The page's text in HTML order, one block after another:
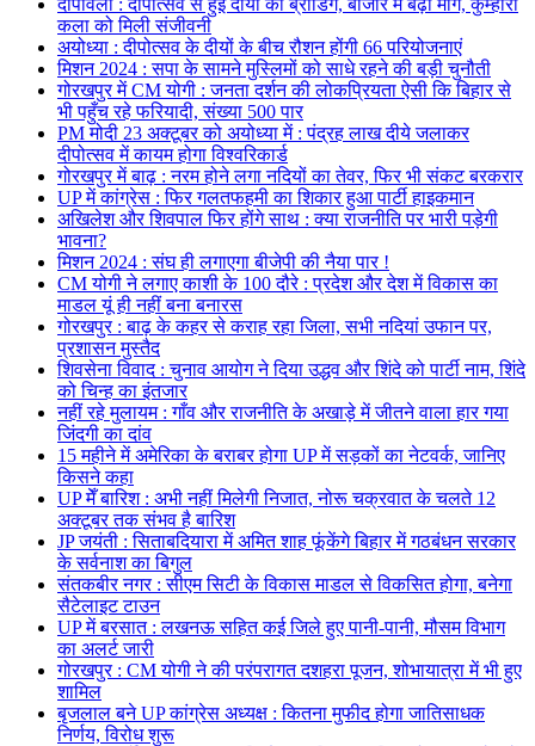
दीपावली : दीपोत्सव से हुई दीयों की ब्रांडिंग, बाजार में बढ़ी मांग, कुम्हारी
कला को मिली संजीवनी
अयोध्या : दीपोत्सव के दीयों के बीच रौशन होंगी 66 परियोजनाएं
मिशन 2024 : सपा के सामने मुस्लिमों को साधे रहने की बड़ी चुनौती
गोरखपुर में CM योगी : जनता दर्शन की लोकप्रियता ऐसी कि बिहार से
भी पहुँच रहे फरियादी, संख्या 500 पार
PM मोदी 23 अक्टूबर को अयोध्या में : पंद्रह लाख दीये जलाकर
दीपोत्सव में कायम होगा विश्वरिकार्ड
गोरखपुर में बाढ़ : नरम होने लगा नदियों का तेवर, फिर भी संकट बरकरार
UP में कांग्रेस : फिर गलतफहमी का शिकार हुआ पार्टी हाइकमान
अखिलेश और शिवपाल फिर होंगे साथ : क्या राजनीति पर भारी पड़ेगी
भावना?
मिशन 2024 : संघ ही लगाएगा बीजेपी की नैया पार !
CM योगी ने लगाए काशी के 100 दौरे : प्रदेश और देश में विकास का
माडल यूं ही नहीं बना बनारस
गोरखपुर : बाढ़ के कहर से कराह रहा जिला, सभी नदियां उफान पर,
प्रशासन मुस्तैद
शिवसेना विवाद : चुनाव आयोग ने दिया उद्धव और शिंदे को पार्टी नाम, शिंदे
को चिन्ह का इंतजार
नहीं रहे मुलायम : गाँव और राजनीति के अखाड़े में जीतने वाला हार गया
जिंदगी का दांव
15 महीने में अमेरिका के बराबर होगा UP में सड़कों का नेटवर्क, जानिए
किसने कहा
UP मेँ बारिश : अभी नहीं मिलेगी निजात, नोरू चक्रवात के चलते 12
अक्टूबर तक संभव है बारिश
JP जयंती : सिताबदियारा में अमित शाह फूंकेंगे बिहार में गठबंधन सरकार
के सर्वनाश का बिगुल
संतकबीर नगर : सीएम सिटी के विकास माडल से विकसित होगा, बनेगा
सैटेलाइट टाउन
UP में बरसात : लखनऊ सहित कई जिले हुए पानी-पानी, मौसम विभाग
का अलर्ट जारी
गोरखपुर : CM योगी ने की परंपरागत दशहरा पूजन, शोभायात्रा में भी हुए
शामिल
बृजलाल बने UP कांग्रेस अध्यक्ष : कितना मुफीद होगा जातिसाधक
निर्णय, विरोध शुरू